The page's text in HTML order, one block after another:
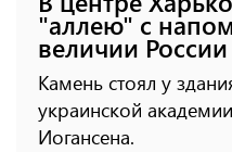
"аллею" с
величии
Камень стоял у
украинской
Иогансена.